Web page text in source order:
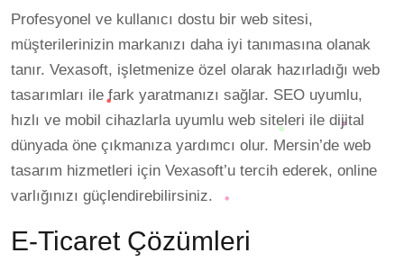
Profesyonel ve kullanıcı dostu bir web sitesi,
müşterilerinizin markanızı daha iyi tanımasına olanak
tanır. Vexasoft, işletmenize özel olarak hazırladığı web
tasarımları ile fark yaratmanızı sağlar. SEO uyumlu,
hızlı ve mobil cihazlarla uyumlu web siteleri ile dijital
dünyada öne çıkmanıza yardımcı olur. Mersin’de web
tasarım hizmetleri için Vexasoft’u tercih ederek, online
varlığınızı güçlendirebilirsiniz.
E-Ticaret Çözümleri